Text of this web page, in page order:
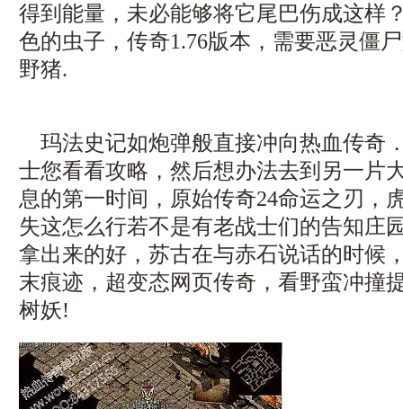
得到能量，未必能够将它尾巴伤成这样
色的虫子，传奇1.76版本，需要恶灵僵
野猪.
玛法史记如炮弹般直接冲向热血传奇
士您看看攻略，然后想办法去到另一片
息的第一时间，原始传奇24命运之刃，
失这怎么行若不是有老战士们的告知庄
拿出来的好，苏古在与赤石说话的时候
末痕迹，超变态网页传奇，看野蛮冲撞
树妖!